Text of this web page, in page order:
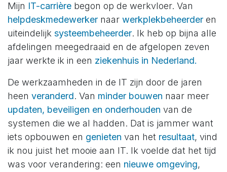
Mijn IT-carrière begon op de werkvloer. Van
helpdeskmedewerker naar werkplekbeheerder en
uiteindelijk systeembeheerder. Ik heb op bijna alle
afdelingen meegedraaid en de afgelopen zeven
jaar werkte ik in een ziekenhuis in Nederland.
De werkzaamheden in de IT zijn door de jaren
heen veranderd. Van minder bouwen naar meer
updaten, beveiligen en onderhouden van de
systemen die we al hadden. Dat is jammer want
iets opbouwen en genieten van het resultaat, vind
ik nou juist het mooie aan IT. Ik voelde dat het tijd
was voor verandering: een nieuwe omgeving,